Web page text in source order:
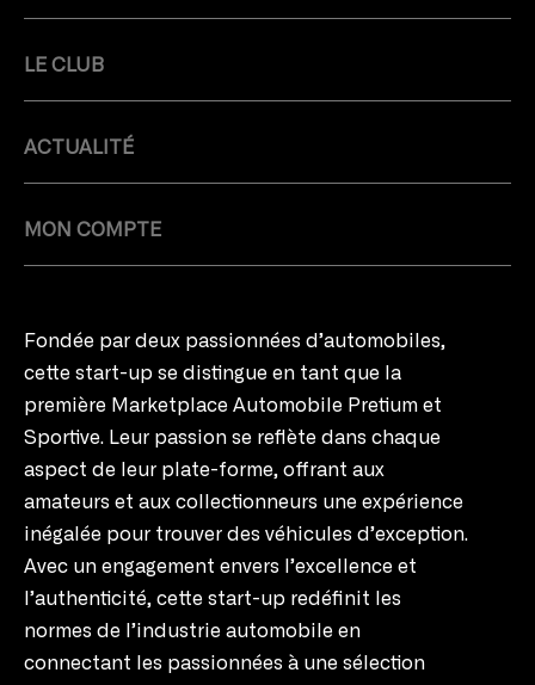
LE CLUB
ACTUALITÉ
MON COMPTE
Fondée par deux passionnées d’automobiles,
cette start-up se distingue en tant que la
première Marketplace Automobile Pretium et
Sportive. Leur passion se reflète dans chaque
aspect de leur plate-forme, offrant aux
amateurs et aux collectionneurs une expérience
inégalée pour trouver des véhicules d’exception.
Avec un engagement envers l’excellence et
l’authenticité, cette start-up redéfinit les
normes de l’industrie automobile en
connectant les passionnées à une sélection